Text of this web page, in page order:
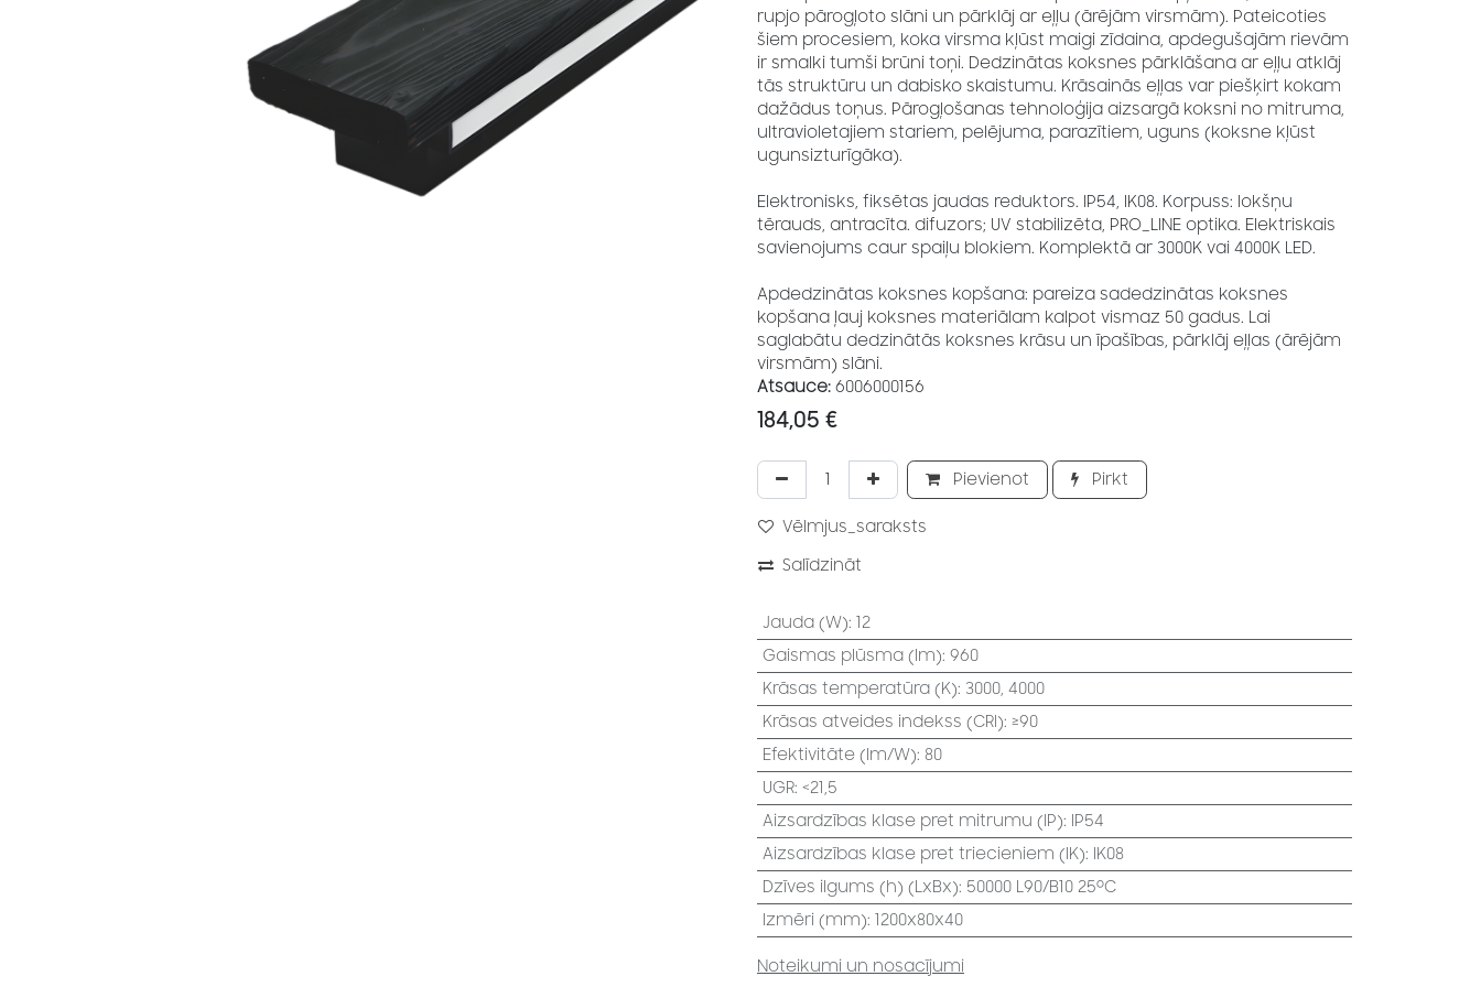
rupjo pārogļoto slāni un pārklāj ar eļļu (ārējām virsmām). Pateicoties
šiem procesiem, koka virsma kļūst maigi zīdaina, apdegušajām rievām
ir smalki tumši brūni toņi. Dedzinātas koksnes pārklāšana ar eļļu atklāj
tās struktūru un dabisko skaistumu. Krāsainās eļļas var piešķirt kokam
dažādus toņus. Pārogļošanas tehnoloģija aizsargā koksni no mitruma,
ultravioletajiem stariem, pelējuma, parazītiem, uguns (koksne kļūst
ugunsizturīgāka).
Elektronisks, fiksētas jaudas reduktors. IP54, IK08. Korpuss: lokšņu
tērauds, antracīta. difuzors; UV stabilizēta, PRO_LINE optika. Elektriskais
savienojums caur spaiļu blokiem. Komplektā ar 3000K vai 4000K LED.
Apdedzinātas koksnes kopšana: pareiza sadedzinātas koksnes
kopšana ļauj koksnes materiālam kalpot vismaz 50 gadus. Lai
saglabātu dedzinātās koksnes krāsu un īpašības, pārklāj eļļas (ārējām
virsmām) slāni.
Atsauce: 6006000156
184,05 €
Pievienot Pirkt
Vēlmjus_saraksts
Salīdzināt
Jauda (W): 12
Gaismas plūsma (lm): 960
Krāsas temperatūra (K): 3000, 4000
Krāsas atveides indekss (CRI): ≥90
Efektivitāte (lm/W): 80
UGR: <21,5
Aizsardzības klase pret mitrumu (IP): IP54
Aizsardzības klase pret triecieniem (IK): IK08
Dzīves ilgums (h) (LxBx): 50000 L90/B10 25⁰C
Izmēri (mm): 1200x80x40
Noteikumi un nosacījumi